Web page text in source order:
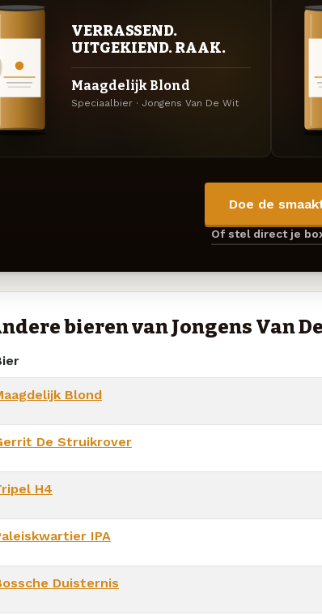
VERRASSEND.
UITGEKIEND. RAAK.
Maagdelijk Blond
Speciaalbier · Jongens Van De Wit
Doe de
Of stel direct je
bieren van Jongens Van
Blond
De Struikrover
H4
IPA
Duisternis